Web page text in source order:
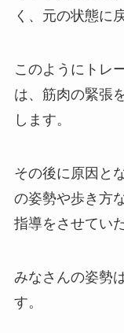
く、元の状態に
このようにトレ
は、筋肉の緊張
します。
その後に原因と
の姿勢や歩き方
指導をさせてい
みなさんの姿勢
す。